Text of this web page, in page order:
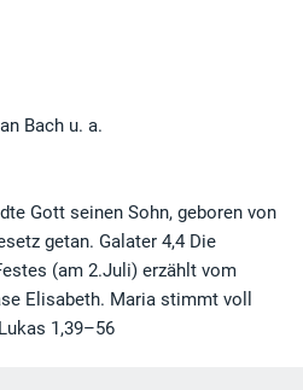
Bach u. a.
Gott seinen Sohn, geboren von
getan. Galater 4,4 Die
(am 2.Juli) erzählt vom
Elisabeth. Maria stimmt voll
1,39–56